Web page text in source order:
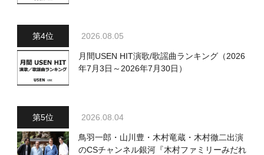
2026.08.05
月間USEN HIT演歌/歌謡曲ランキング（2026
年7月3日～2026年7月30日）
2026.08.04
鳥羽一郎・山川豊・木村竜蔵・木村徹二出演
のCSチャンネル銀河『木村ファミリーみだれ